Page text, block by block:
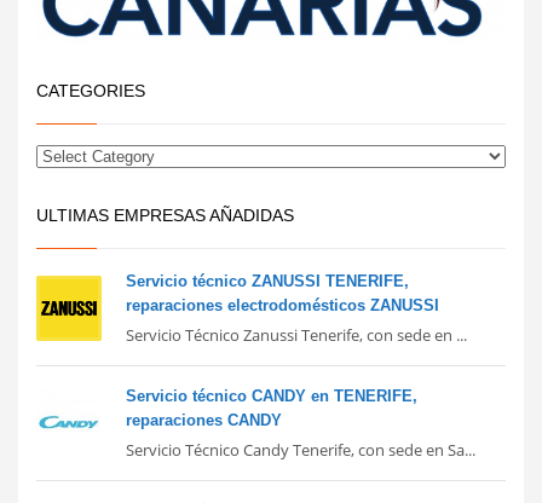
CATEGORIES
ULTIMAS EMPRESAS AÑADIDAS
Servicio técnico ZANUSSI TENERIFE,
reparaciones electrodomésticos ZANUSSI
Servicio Técnico Zanussi Tenerife, con sede en ...
Servicio técnico CANDY en TENERIFE,
reparaciones CANDY
Servicio Técnico Candy Tenerife, con sede en Sa...